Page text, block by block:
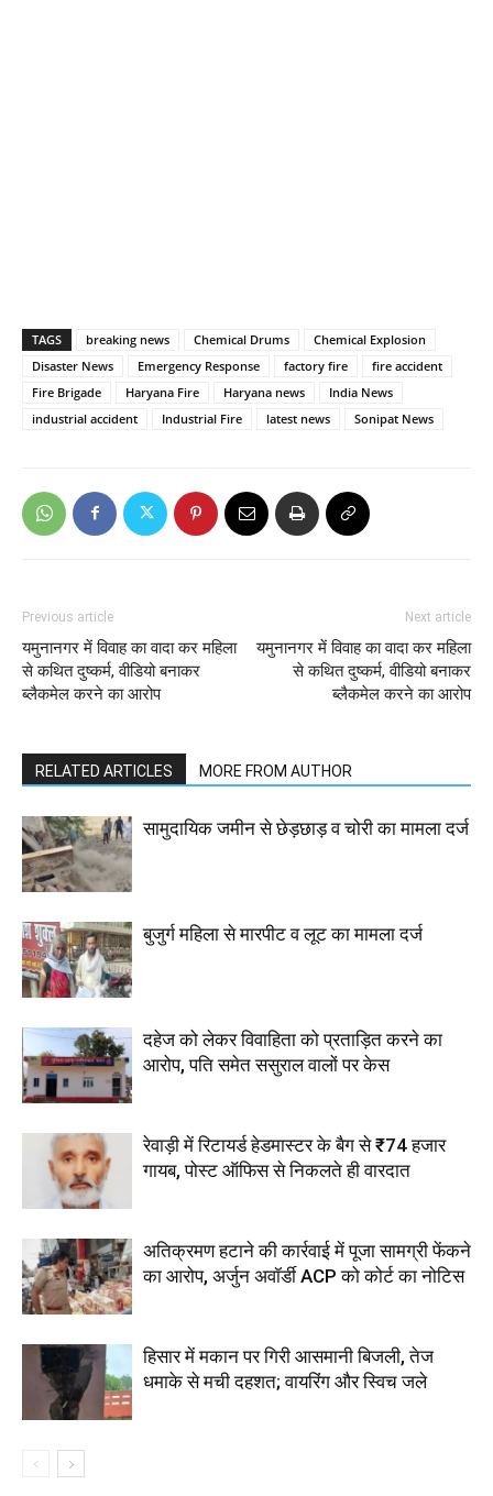
TAGS breaking news Chemical Drums
Chemical Explosion
Disaster News
Emergency Response factory fire
fire accident
Fire Brigade
Haryana Fire Haryana news
India News
industrial accident
Industrial Fire latest news Sonipat News
Previous article
यमुनानगर में विवाह का वादा कर महिला
से कथित दुष्कर्म, वीडियो बनाकर
ब्लैकमेल करने का आरोप
Next article
यमुनानगर में विवाह का वादा कर महिला
से कथित दुष्कर्म, वीडियो बनाकर
ब्लैकमेल करने का आरोप
RELATED ARTICLES MORE FROM AUTHOR
सामुदायिक जमीन से छेड़छाड़ व चोरी का मामला दर्ज
बुजुर्ग महिला से मारपीट व लूट का मामला दर्ज
दहेज को लेकर विवाहिता को प्रताड़ित करने का
आरोप, पति समेत ससुराल वालों पर केस
रेवाड़ी में रिटायर्ड हेडमास्टर के बैग से ₹74 हजार
गायब, पोस्ट ऑफिस से निकलते ही वारदात
अतिक्रमण हटाने की कार्रवाई में पूजा सामग्री फेंकने
का आरोप, अर्जुन अवॉर्डी ACP को कोर्ट का नोटिस
हिसार में मकान पर गिरी आसमानी बिजली, तेज
धमाके से मची दहशत; वायरिंग और स्विच जले